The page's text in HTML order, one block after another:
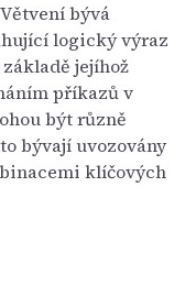
bývá
logický výraz
jejíhož
příkazů v
být různě
bývají uvozovány
klíčových